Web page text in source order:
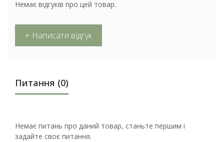
Немає відгуків про цей товар.
+ Написати відгук
Питання (0)
Немає питань про даний товар, станьте першим і
задайте своє питання.